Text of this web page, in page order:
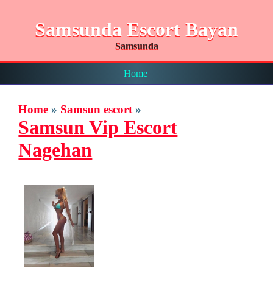
Samsunda Escort Bayan
Samsunda
Home
Home » Samsun escort »
Samsun Vip Escort
Nagehan